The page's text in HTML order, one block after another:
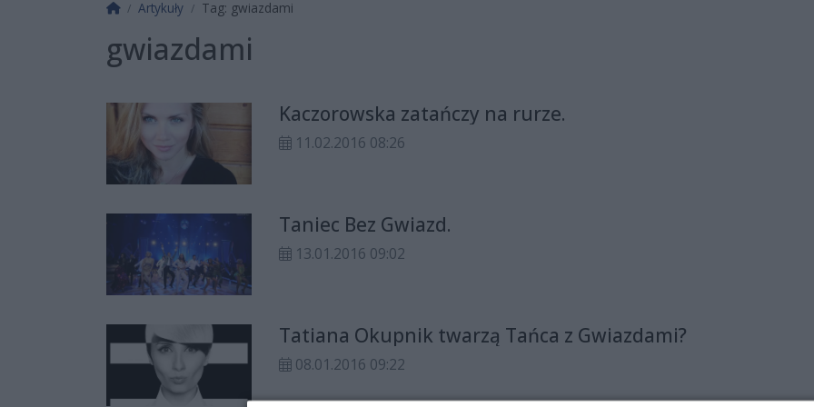
Strona główna
Artykuły Tag: gwiazdami
gwiazdami
Kaczorowska zatańczy na rurze.
11.02.2016 08:26
Taniec Bez Gwiazd.
13.01.2016 09:02
Tatiana Okupnik twarzą Tańca z Gwiazdami?
08.01.2016 09:22